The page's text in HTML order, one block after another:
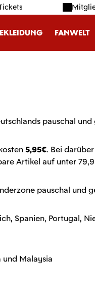
FANWELT
pauschal
5,95€. Bei
Artikel auf unter
pauschal und
Spanien, Portugal,
und Malaysia